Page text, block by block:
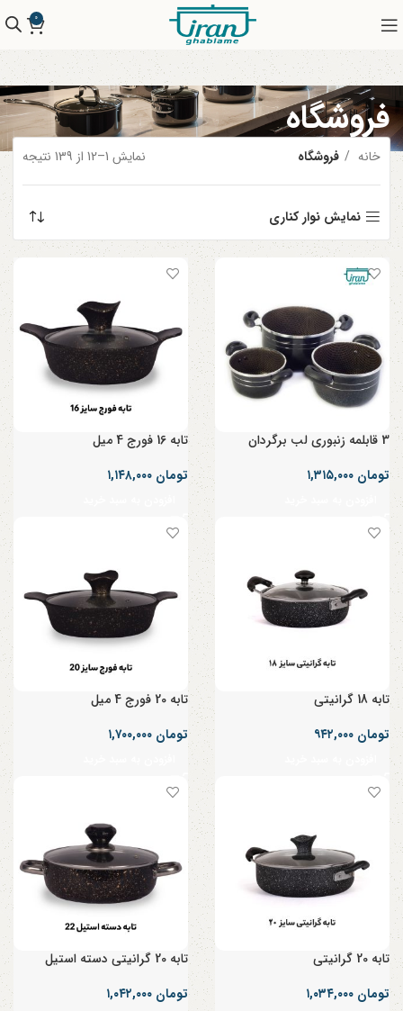
0
فروشگاه
خانه فروشگاه نمایش 1–12 از 139 نتیجه
نمایش نوار کناری
3 قابلمه زنبوری لب برگردان
تومان
تابه 16 فورج 4 میل
تومان
تابه 18 گرانیتی
تومان
تابه 20 فورج 4 میل
تومان
تابه 20 گرانیتی
تومان
تابه 20 گرانیتی دسته استیل
تومان